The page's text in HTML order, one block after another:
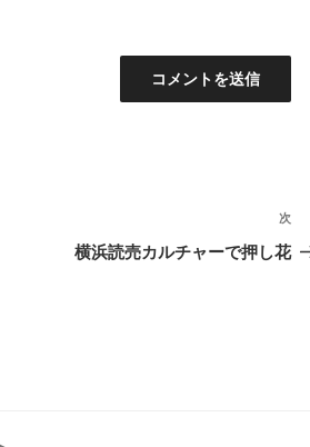
次
の
次
横浜読売カルチャーで押し花